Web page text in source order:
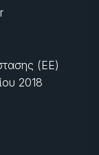
(ΕΕ)
2018